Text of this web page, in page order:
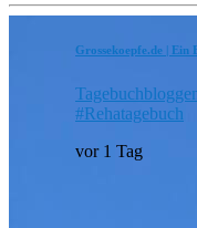
Grossekoepfe.de |
#Rehatagebuch
vor 1 Tag